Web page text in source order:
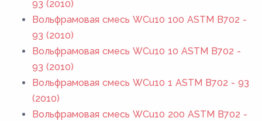
93 (2010)
Вольфрамовая смесь WCu10 100 ASTM B702 -
93 (2010)
Вольфрамовая смесь WCu10 10 ASTM B702 -
93 (2010)
Вольфрамовая смесь WCu10 1 ASTM B702 - 93
(2010)
Вольфрамовая смесь WCu10 200 ASTM B702 -